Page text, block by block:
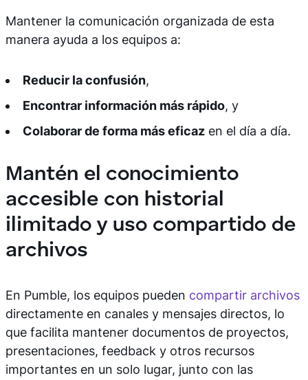
Mantener la comunicación organizada de esta
manera ayuda a los equipos a:
Reducir la confusión,
Encontrar información más rápido, y
Colaborar de forma más eficaz en el día a día.
Mantén el conocimiento
accesible con historial
ilimitado y uso compartido de
archivos
En Pumble, los equipos pueden compartir archivos
directamente en canales y mensajes directos, lo
que facilita mantener documentos de proyectos,
presentaciones, feedback y otros recursos
importantes en un solo lugar, junto con las